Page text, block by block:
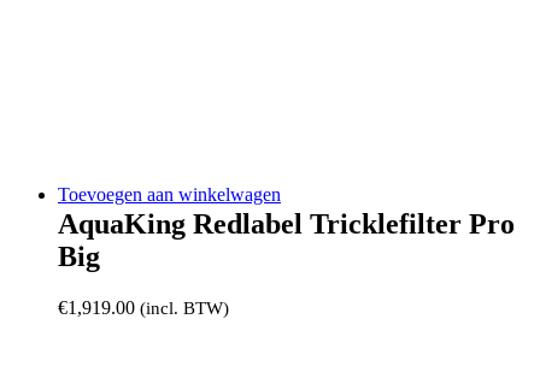
Toevoegen aan winkelwagen
AquaKing Redlabel Tricklefilter Pro
Big
€1,919.00 (incl. BTW)